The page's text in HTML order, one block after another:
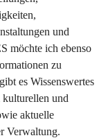
und
möchte ich ebenso
zu
es Wissenswertes
kulturellen und
aktuelle
Verwaltung.